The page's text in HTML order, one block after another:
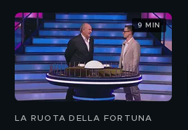
LA RUOTA DELLA FORTUNA
9 MIN